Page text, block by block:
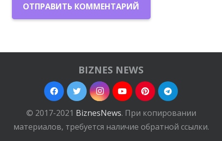
ОТПРАВИТЬ КОММЕНТАРИЙ
BIZNES NEWS
© 2017-2021 BiznesNews. При копировании
материалов, требуется наличие обратной ссылки.